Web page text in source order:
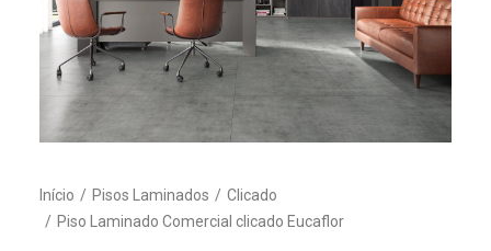
Início Pisos Laminados
Clicado
Piso Laminado Comercial clicado Eucaflor